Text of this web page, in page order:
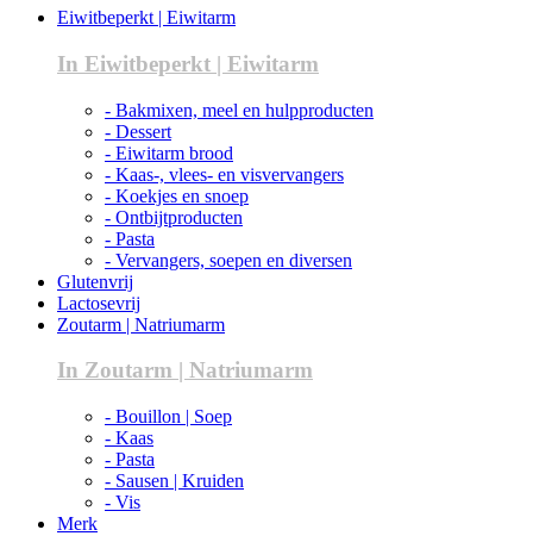
Eiwitbeperkt | Eiwitarm
In Eiwitbeperkt | Eiwitarm
- Bakmixen, meel en hulpproducten
- Dessert
- Eiwitarm brood
- Kaas-, vlees- en visvervangers
- Koekjes en snoep
- Ontbijtproducten
- Pasta
- Vervangers, soepen en diversen
Glutenvrij
Lactosevrij
Zoutarm | Natriumarm
In Zoutarm | Natriumarm
- Bouillon | Soep
- Kaas
- Pasta
- Sausen | Kruiden
- Vis
Merk